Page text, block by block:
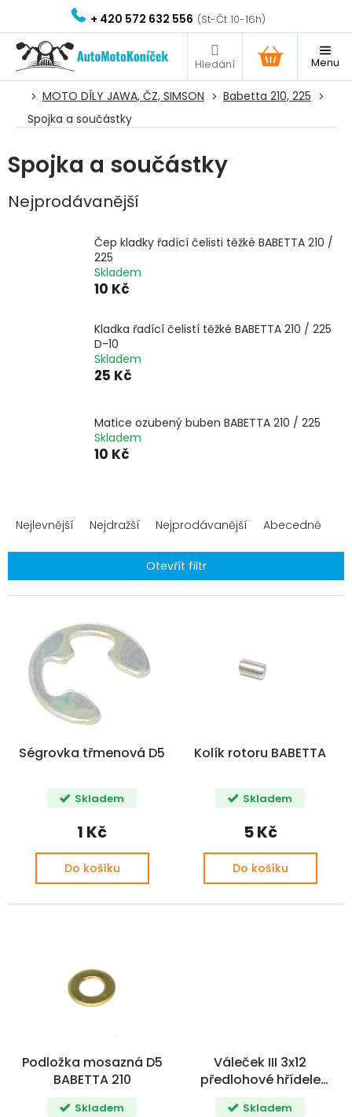
obsah
+ 420 572 632 556
NÁKUPNÍ
KOŠÍK
MOTO DÍLY JAWA, ČZ, SIMSON
Babetta 210, 225
Spojka a součástky
Spojka a součástky
Nejprodávanější
Čep kladky řadící čelisti těžké BABETTA 210 /
225
Skladem
10 Kč
Kladka řadící čelistí těžké BABETTA 210 / 225
D-10
Skladem
25 Kč
Matice ozubený buben BABETTA 210 / 225
Skladem
10 Kč
a
e
n
í
Nejlevnější Nejdražší Nejprodávanější Abecedně
Otevřít filtr
V
Ségrovka třmenová D5
Skladem
1 Kč
Do košíku
Kolík rotoru BABETTA
Skladem
5 Kč
Do košíku
Podložka mosazná D5
BABETTA 210
Skladem
Váleček III 3x12
předlohové hřídele
BABETTA 210
Skladem